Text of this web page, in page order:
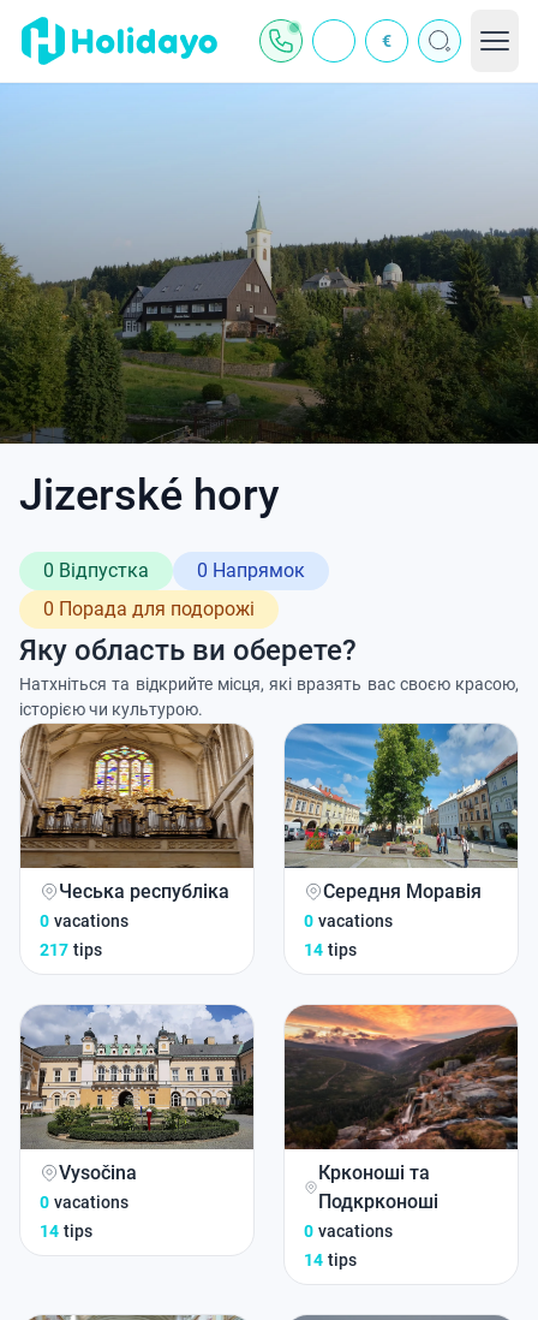
€
Jizerské hory
0 Відпустка
0 Напрямок
0 Порада для подорожі
Яку область ви оберете?
Натхніться та відкрийте місця, які вразять вас своєю красою,
історією чи культурою.
Чеська республіка
0 vacations
217 tips
Середня Моравія
0 vacations
14 tips
Vysočina
0 vacations
14 tips
Крконоші та
Подкрконоші
0 vacations
14 tips